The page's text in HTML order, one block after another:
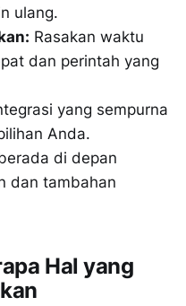
ulang.
Rasakan waktu
dan perintah yang
yang sempurna
Anda.
di depan
dan tambahan
Hal yang